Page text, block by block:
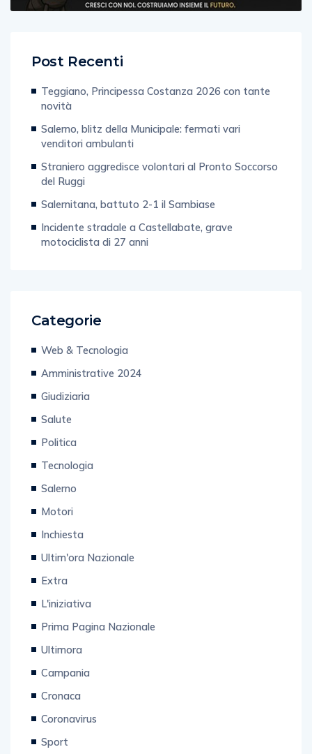
Post Recenti
Teggiano, Principessa Costanza 2026 con tante
novità
Salerno, blitz della Municipale: fermati vari
venditori ambulanti
Straniero aggredisce volontari al Pronto Soccorso
del Ruggi
Salernitana, battuto 2-1 il Sambiase
Incidente stradale a Castellabate, grave
motociclista di 27 anni
Categorie
Web & Tecnologia
Amministrative 2024
Giudiziaria
Salute
Politica
Tecnologia
Salerno
Motori
Inchiesta
Ultim'ora Nazionale
Extra
L'iniziativa
Prima Pagina Nazionale
Ultimora
Campania
Cronaca
Coronavirus
Sport